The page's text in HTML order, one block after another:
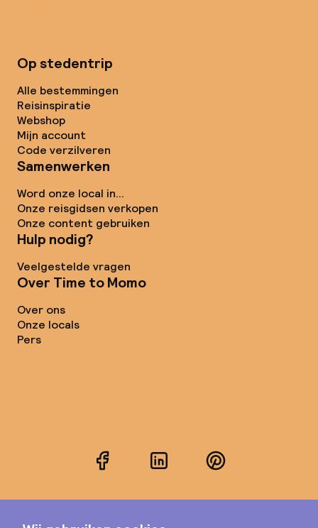
Op stedentrip
Alle bestemmingen
Reisinspiratie
Webshop
Mijn account
Code verzilveren
Samenwerken
Word onze local in...
Onze reisgidsen verkopen
Onze content gebruiken
Hulp nodig?
Veelgestelde vragen
Over Time to Momo
Over ons
Onze locals
Pers
FacebookLinkedInPinterest